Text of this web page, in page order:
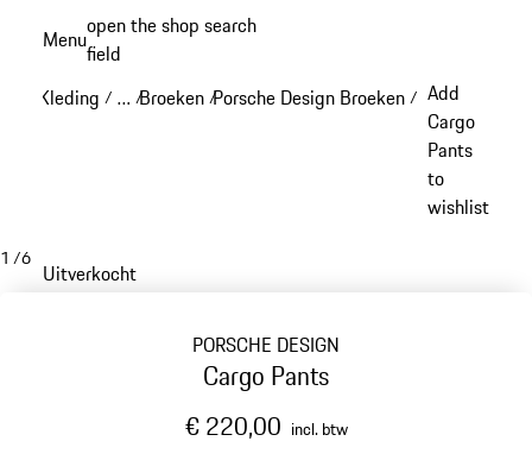
hoofdinhoud
Menuopen the shop search
field
Kleding / …
Reveal collapsed breadcrumb items
/Broeken /Porsche Design Broeken / Add
Cargo
Pants
to
wishlist
1 /6
Uitverkocht
PORSCHE DESIGN
Cargo Pants
€ 220,00 incl. btw